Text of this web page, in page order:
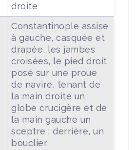
droite
Constantinople assise
à gauche, casquée et
drapée, les jambes
croisées, le pied droit
posé sur une proue
de navire, tenant de
la main droite un
globe crucigère et de
la main gauche un
sceptre ; derrière, un
bouclier.